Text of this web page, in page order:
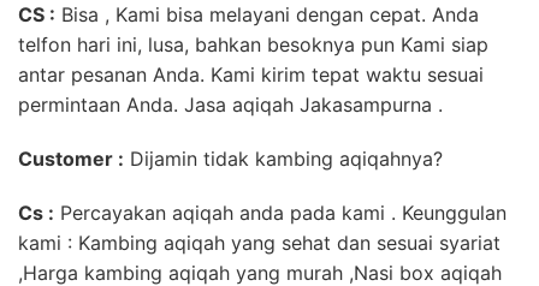
CS : Bisa , Kami bisa melayani dengan cepat. Anda
telfon hari ini, lusa, bahkan besoknya pun Kami siap
antar pesanan Anda. Kami kirim tepat waktu sesuai
permintaan Anda. Jasa aqiqah Jakasampurna .
Customer : Dijamin tidak kambing aqiqahnya?
Cs : Percayakan aqiqah anda pada kami . Keunggulan
kami : Kambing aqiqah yang sehat dan sesuai syariat
,Harga kambing aqiqah yang murah ,Nasi box aqiqah